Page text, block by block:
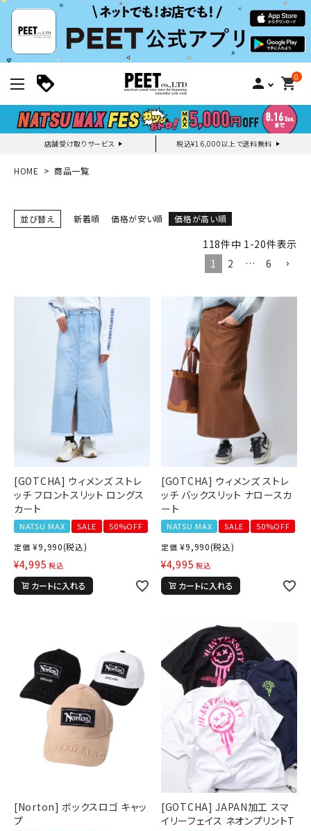
person 0
shopping_cart
店舗受け取りサービス 税込¥16,000以上で送料無料
新規会員登録｜ログイン
ご利用ガイド
詳しい条件から探す
新作アイテム
ニュース・特集
HOME 商品一覧
並び替え 新着順 価格が安い順 価格が高い順
118件中 1-20件表示
1
2 … 6
[GOTCHA] ウィメンズ ストレ
ッチ フロントスリット ロングス
カート
NATSU MAX SALE
50%OFF
定価 ¥9,990(税込)
¥4,995 税込
カートに入れる
[GOTCHA] ウィメンズ ストレ
ッチ バックスリット ナロースカ
ート
NATSU MAX SALE
50%OFF
定価 ¥9,990(税込)
¥4,995 税込
カートに入れる
[Norton] ボックスロゴ キャッ
プ
[GOTCHA] JAPAN加工 スマ
イリーフェイス ネオンプリントT